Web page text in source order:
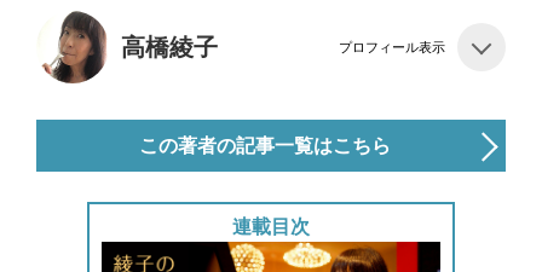
高橋綾子 プロフィール表示
この著者の記事一覧はこちら
連載目次